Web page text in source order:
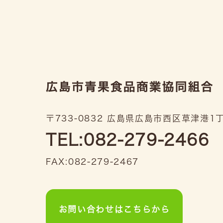
〒733-0832 広島県広島市西区草津港1
TEL:082-279-2466
FAX:082-279-2467
お問い合わせはこちらから